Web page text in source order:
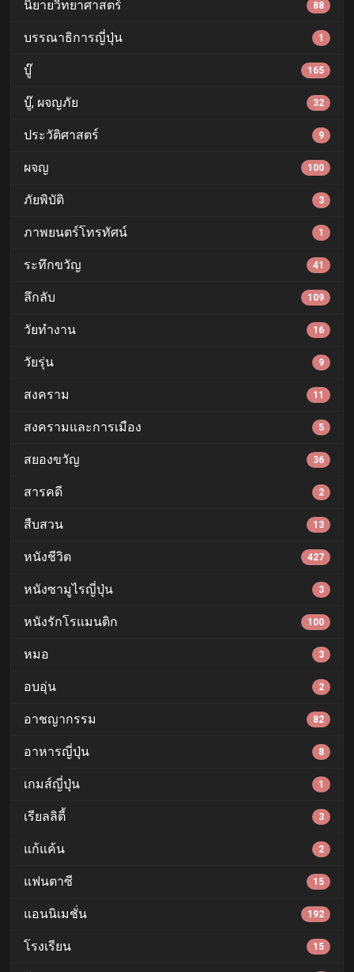
นิยายวิทยาศาสตร์ 88
บรรณาธิการญี่ปุ่น 1
บู๊ 165
บู๊, ผจญภัย 32
ประวัติศาสตร์ 9
ผจญ 100
ภัยพิบัติ 3
ภาพยนตร์โทรทัศน์ 1
ระทึกขวัญ 41
ลึกลับ 109
วัยทำงาน 16
วัยรุ่น 9
สงคราม 11
สงครามและการเมือง 5
สยองขวัญ 36
สารคดี 2
สืบสวน 13
หนังชีวิต 427
หนังซามูไรญี่ปุ่น 3
หนังรักโรแมนติก 100
หมอ 3
อบอุ่น 2
อาชญากรรม 82
อาหารญี่ปุ่น 8
เกมส์ญี่ปุ่น 1
เรียลลิตี้ 3
แก้แค้น 2
แฟนตาซี 15
แอนนิเมชั่น 192
โรงเรียน 15